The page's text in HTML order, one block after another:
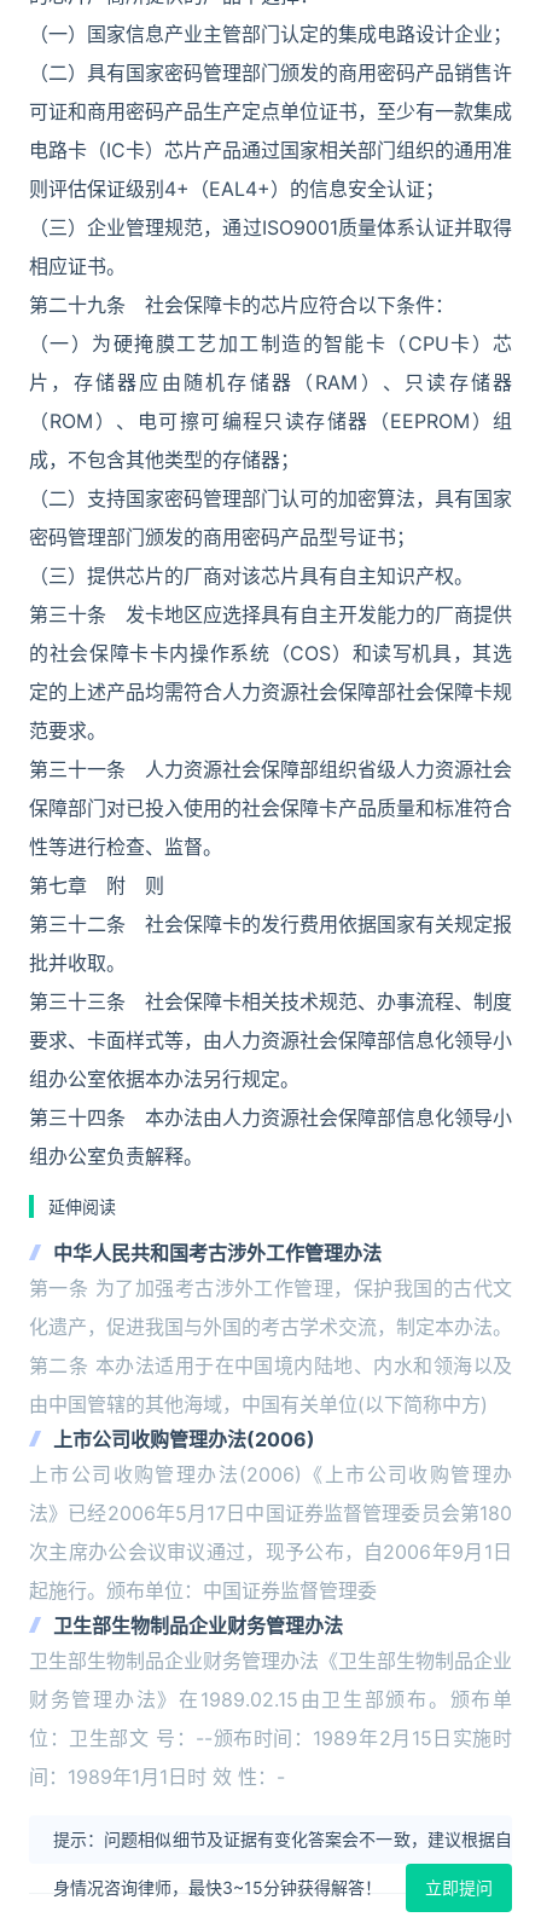
（一）国家信息产业主管部门认定的集成电路设计企业；
（二）具有国家密码管理部门颁发的商用密码产品销售许
可证和商用密码产品生产定点单位证书，至少有一款集成
电路卡（IC卡）芯片产品通过国家相关部门组织的通用准
则评估保证级别4+（EAL4+）的信息安全认证；
（三）企业管理规范，通过ISO9001质量体系认证并取得
相应证书。
第二十九条 社会保障卡的芯片应符合以下条件：
（一）为硬掩膜工艺加工制造的智能卡（CPU卡）芯
片，存储器应由随机存储器（RAM）、只读存储器
（ROM）、电可擦可编程只读存储器（EEPROM）组
成，不包含其他类型的存储器；
（二）支持国家密码管理部门认可的加密算法，具有国家
密码管理部门颁发的商用密码产品型号证书；
（三）提供芯片的厂商对该芯片具有自主知识产权。
第三十条 发卡地区应选择具有自主开发能力的厂商提供
的社会保障卡卡内操作系统（COS）和读写机具，其选
定的上述产品均需符合人力资源社会保障部社会保障卡规
范要求。
第三十一条 人力资源社会保障部组织省级人力资源社会
保障部门对已投入使用的社会保障卡产品质量和标准符合
性等进行检查、监督。
第七章 附 则
第三十二条 社会保障卡的发行费用依据国家有关规定报
批并收取。
第三十三条 社会保障卡相关技术规范、办事流程、制度
要求、卡面样式等，由人力资源社会保障部信息化领导小
组办公室依据本办法另行规定。
第三十四条 本办法由人力资源社会保障部信息化领导小
组办公室负责解释。
延伸阅读
中华人民共和国考古涉外工作管理办法
第一条 为了加强考古涉外工作管理，保护我国的古代文
化遗产，促进我国与外国的考古学术交流，制定本办法。
第二条 本办法适用于在中国境内陆地、内水和领海以及
由中国管辖的其他海域，中国有关单位(以下简称中方)
上市公司收购管理办法(2006)
上市公司收购管理办法(2006)《上市公司收购管理办
法》已经2006年5月17日中国证券监督管理委员会第180
次主席办公会议审议通过，现予公布，自2006年9月1日
起施行。颁布单位：中国证券监督管理委
卫生部生物制品企业财务管理办法
卫生部生物制品企业财务管理办法《卫生部生物制品企业
财务管理办法》在1989.02.15由卫生部颁布。颁布单
位：卫生部文 号：--颁布时间：1989年2月15日实施时
间：1989年1月1日时 效 性：-
提示：问题相似细节及证据有变化答案会不一致，建议根据自
身情况咨询律师，最快3~15分钟获得解答！ 立即提问